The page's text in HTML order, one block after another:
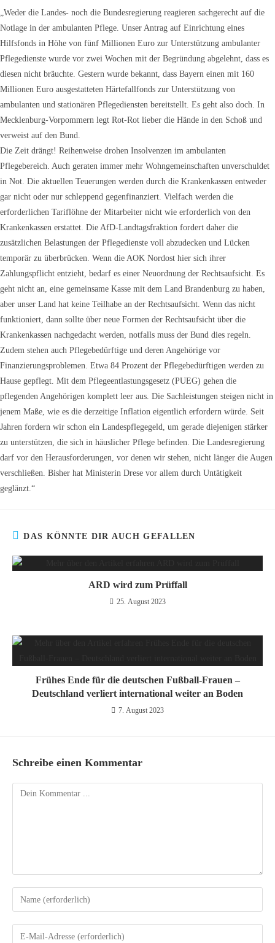
„Weder die Landes- noch die Bundesregierung reagieren sachgerecht auf die
Notlage in der ambulanten Pflege. Unser Antrag auf Einrichtung eines
Hilfsfonds in Höhe von fünf Millionen Euro zur Unterstützung ambulanter
Pflegedienste wurde vor zwei Wochen mit der Begründung abgelehnt, dass es
diesen nicht bräuchte. Gestern wurde bekannt, dass Bayern einen mit 160
Millionen Euro ausgestatteten Härtefallfonds zur Unterstützung von
ambulanten und stationären Pflegediensten bereitstellt. Es geht also doch. In
Mecklenburg-Vorpommern legt Rot-Rot lieber die Hände in den Schoß und
verweist auf den Bund.
Die Zeit drängt! Reihenweise drohen Insolvenzen im ambulanten
Pflegebereich. Auch geraten immer mehr Wohngemeinschaften unverschuldet
in Not. Die aktuellen Teuerungen werden durch die Krankenkassen entweder
gar nicht oder nur schleppend gegenfinanziert. Vielfach werden die
erforderlichen Tariflöhne der Mitarbeiter nicht wie erforderlich von den
Krankenkassen erstattet. Die AfD-Landtagsfraktion fordert daher die
zusätzlichen Belastungen der Pflegedienste voll abzudecken und Lücken
temporär zu überbrücken. Wenn die AOK Nordost hier sich ihrer
Zahlungspflicht entzieht, bedarf es einer Neuordnung der Rechtsaufsicht. Es
geht nicht an, eine gemeinsame Kasse mit dem Land Brandenburg zu haben,
aber unser Land hat keine Teilhabe an der Rechtsaufsicht. Wenn das nicht
funktioniert, dann sollte über neue Formen der Rechtsaufsicht über die
Krankenkassen nachgedacht werden, notfalls muss der Bund dies regeln.
Zudem stehen auch Pflegebedürftige und deren Angehörige vor
Finanzierungsproblemen. Etwa 84 Prozent der Pflegebedürftigen werden zu
Hause gepflegt. Mit dem Pflegeentlastungsgesetz (PUEG) gehen die
pflegenden Angehörigen komplett leer aus. Die Sachleistungen steigen nicht in
jenem Maße, wie es die derzeitige Inflation eigentlich erfordern würde. Seit
Jahren fordern wir schon ein Landespflegegeld, um gerade diejenigen stärker
zu unterstützen, die sich in häuslicher Pflege befinden. Die Landesregierung
darf vor den Herausforderungen, vor denen wir stehen, nicht länger die Augen
verschließen. Bisher hat Ministerin Drese vor allem durch Untätigkeit
geglänzt.“
DAS KÖNNTE DIR AUCH GEFALLEN
ARD wird zum Prüffall
25. August 2023
Frühes Ende für die deutschen Fußball-Frauen –
Deutschland verliert international weiter an Boden
7. August 2023
Schreibe einen Kommentar
Kommentieren
Gib
deinen
Namen
oder
Gib